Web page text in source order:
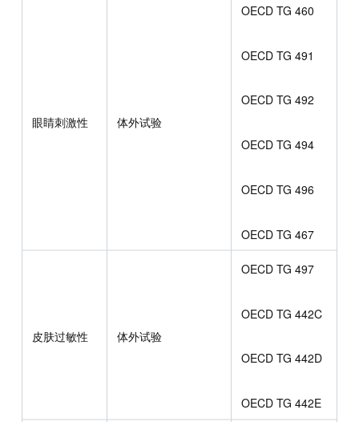
眼睛刺激性 体外试验
OECD TG 460
OECD TG 491
OECD TG 492
OECD TG 494
OECD TG 496
OECD TG 467
皮肤过敏性 体外试验
OECD TG 497
OECD TG 442C
OECD TG 442D
OECD TG 442E